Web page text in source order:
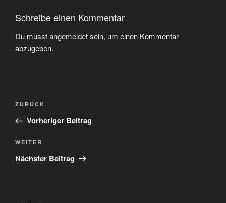
Schreibe einen Kommentar
Du musstangemeldetsein, um einen Kommentar
abzugeben.
Beitragsnavigation
Vorheriger
Beitrag
ZURÜCK
Vorheriger Beitrag
Nächster
Beitrag
WEITER
Nächster Beitrag